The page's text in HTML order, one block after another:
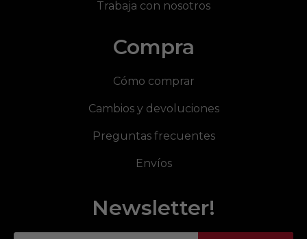
Trabaja con nosotros
Compra
Cómo comprar
Cambios y devoluciones
Preguntas frecuentes
Envíos
Newsletter!